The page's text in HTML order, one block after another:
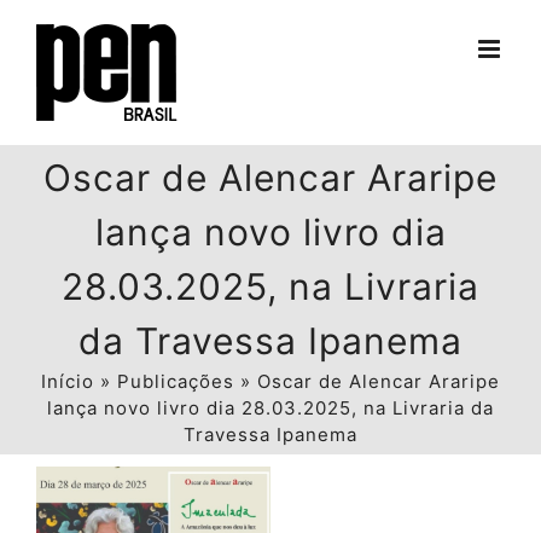
conteúdo
Oscar de Alencar Araripe
lança novo livro dia
28.03.2025, na Livraria
da Travessa Ipanema
Início » Publicações » Oscar de Alencar Araripe
lança novo livro dia 28.03.2025, na Livraria da
Travessa Ipanema
View
Larger